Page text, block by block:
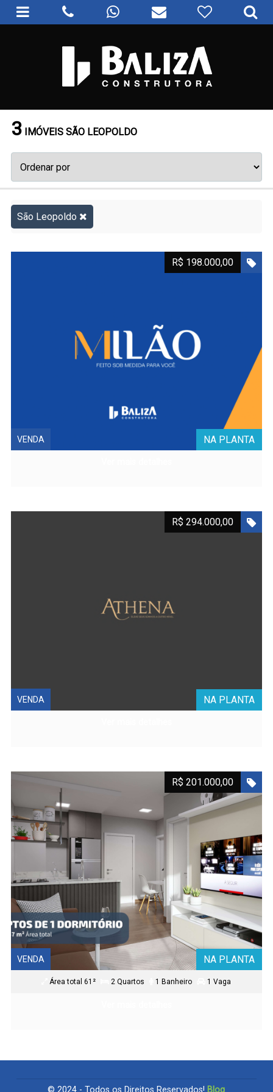
3 IMÓVEIS SÃO LEOPOLDO
São Leopoldo
NA PLANTA
R$ 198.000,00
VENDA
NA PLANTA
R$ 294.000,00
VENDA
NA PLANTA
R$ 201.000,00
VENDA
Área total 61² 2 Quartos 1 Banheiro 1 Vaga
© 2024 - Todos os Direitos Reservados! Blog